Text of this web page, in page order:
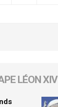
LÉON XIV